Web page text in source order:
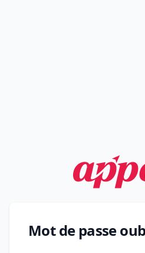
Mot de passe